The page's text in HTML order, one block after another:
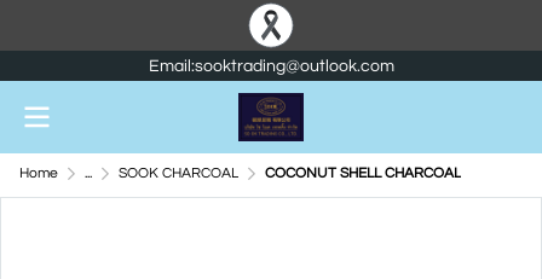
Email:sooktrading@outlook.com
Home ... SOOK CHARCOAL COCONUT SHELL CHARCOAL